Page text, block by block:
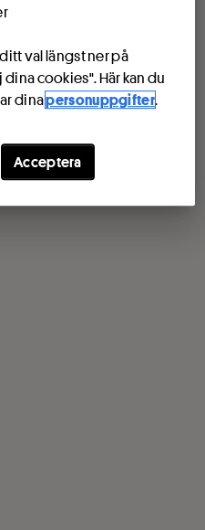
val längst ner på
cookies". Här kan du
dinapersonuppgifter.
Acceptera